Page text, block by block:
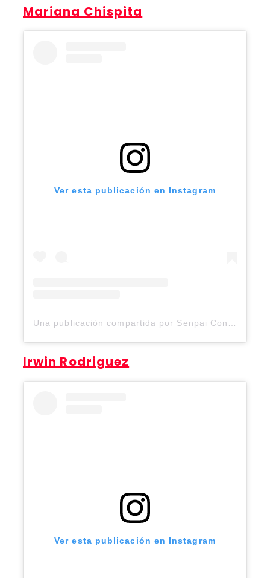
Mariana Chispita
Ver esta publicación en Instagram
Irwin Rodriguez
Ver esta publicación en Instagram